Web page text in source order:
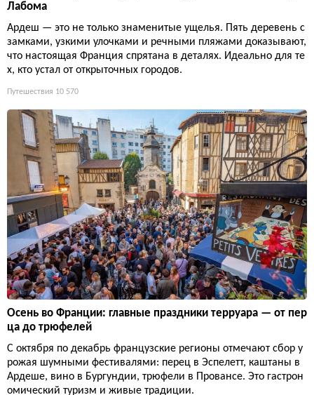
Лабома
Ардеш — это не только знаменитые ущелья. Пять деревень с
замками, узкими улочками и речными пляжами доказывают,
что настоящая Франция спрятана в деталях. Идеально для те
х, кто устал от открыточных городов.
Путешествия 10 570
Осень во Франции: главные праздники терруара — от пер
ца до трюфелей
С октября по декабрь французские регионы отмечают сбор у
рожая шумными фестивалями: перец в Эспелетт, каштаны в
Ардеше, вино в Бургундии, трюфели в Провансе. Это гастрон
омический туризм и живые традиции.